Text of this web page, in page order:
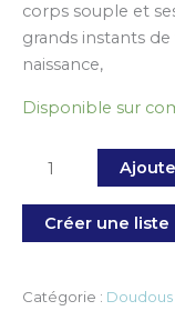
corps souple et
grands instants
naissance,
Disponible sur
Créer une liste
Catégorie :